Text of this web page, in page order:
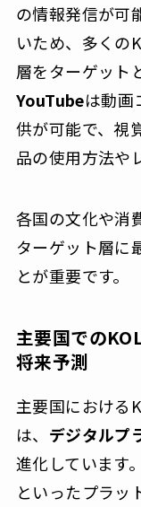
の情報発信が可
いため、多くの
層をターゲット
YouTubeは動画
供が可能で、視
品の使用方法や
各国の文化や消
ターゲット層に
とが重要です。
主要国での
将来予測
主要国における
は、 デジタルプ
進化しています
といったプラッ